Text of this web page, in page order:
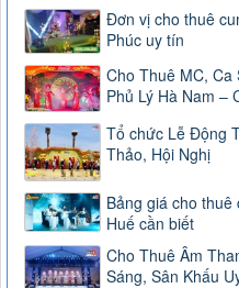
Đơn vị cho thuê
Phúc uy tín
Cho Thuê MC,
Phủ Lý Hà Nam –
Tổ chức Lễ Động
Thảo, Hội Nghị
Bảng giá cho
Huế cần biết
Cho Thuê Âm
Sáng, Sân Khấu